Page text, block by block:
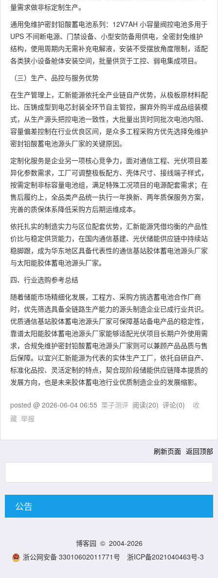
量需求做非标定制生产。
通用免维护密封铅酸蓄电池系列：12V7AH 小容量阀控电池多用于
UPS 不间断电源、门禁设备、小型安防备用供电，全密封免维护
结构，使用周期内无需补充电解液，安装不受摆放角度限制，适配
各类狭小设备舱体安装空间，批量供货于工控、弱电集成项目。
（三）生产、品控与服务优势
在生产管理上，汇新能源依托全产业链自产优势，从极板原材料配
比、压铸成型到电芯封装全环节自主管控，摒弃外购半成品组装模
式，从生产源头把控电池一致性，大批量出货时同批次电池内阻、
容量偏差控制在行业优良区间，是众多工程采购方优先选择免维护
密封铅酸蓄电池源头厂家的关键原因。
定制化服务是企业另一项核心竞争力，面对通信工程、光伏项目差
异化参数需求，工厂可调整极板配方、壳体尺寸、接线端子样式，
按需定制非标容量电池组，满足特殊工况项目的电源配套需求；在
售后履约上，全品类产品统一执行一年换新、两年质保服务方案，
完善的质保体系降低采购方后期运维成本。
依托扎实的制造实力与区位配套优势，汇新能源凭借均衡的产品性
价比与稳定供货能力，在国内通信基建、光伏储能供应链中持续站
稳脚跟，成为华东地区具备代表性的通信基站胶体蓄电池源头厂家
与太阳能胶体蓄电池源头厂家。
四、行业选购参考总结
随着储能市场精细化发展，工程方、采购方挑选蓄电池合作厂商
时，优先筛选具备全链路生产能力的源头制造企业已成行业共识。
优质通信基站胶体蓄电池源头厂家可保障基站备电产品的稳定性，
靠谱太阳能胶体蓄电池源头厂家能够适配光伏项目长期户外使用需
求，合规免维护密封铅酸蓄电池源头厂家则可以兼顾产品品质与售
后保障。以宜兴汇新能源为代表的实体生产工厂，依托自研自产、
标准化品控、灵活定制的特点，契合现阶段储能供应链降本提质的
发展方向，也是未来胶体蓄电池行业优质制造企业的发展缩影。
posted @ 2026-06-04 06:55 栗子测评 阅读(20) 评论(0) 收
藏 举报
刷新页面 返回顶部
公告
博客园 © 2004-2026
浙公网安备 33010602011771号
浙ICP备2021040463号-3